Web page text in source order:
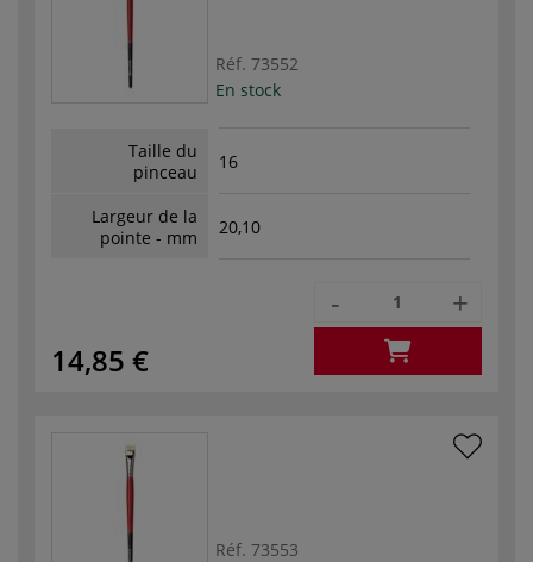
Réf. 73552
En stock
Taille du
pinceau
16
Largeur de la
pointe - mm
20,10
14,85 €
- +
Réf. 73553